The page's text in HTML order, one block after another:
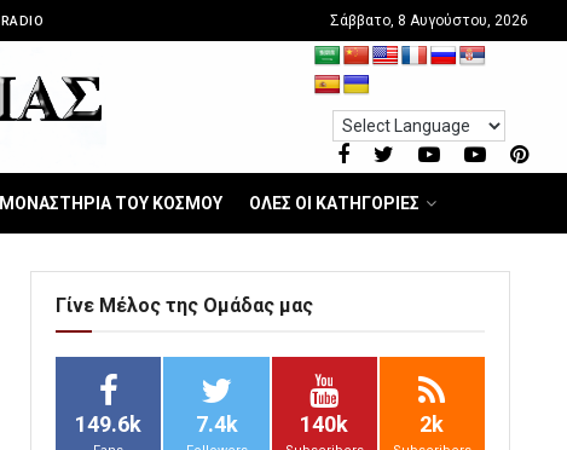
RADIO Σάββατο, 8 Αυγούστου, 2026
ΜΟΝΑΣΤΗΡΙΑ ΤΟΥ ΚΟΣΜΟΥ ΟΛΕΣ ΟΙ ΚΑΤΗΓΟΡΙΕΣ
Γίνε Μέλος της Ομάδας μας
149.6k 7.4k 140k 2k